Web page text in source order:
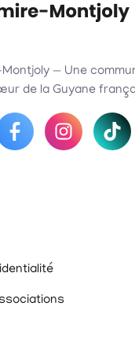
— Une
de la Guyane